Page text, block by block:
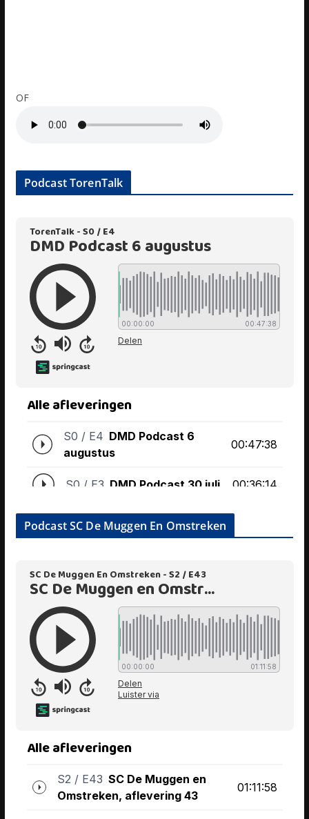
OF
Podcast TorenTalk
Podcast SC De Muggen En Omstreken